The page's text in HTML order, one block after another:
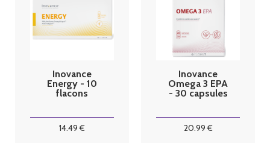
Inovance
Energy - 10
flacons
14.49 €
Inovance
Omega 3 EPA
- 30 capsules
20.99€